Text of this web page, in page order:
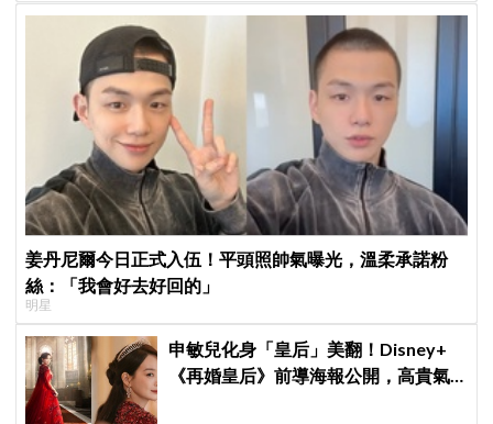
姜丹尼爾今日正式入伍！平頭照帥氣曝光，溫柔承諾粉
絲：「我會好去好回的」
明星
申敏兒化身「皇后」美翻！Disney+
《再婚皇后》前導海報公開，高貴氣